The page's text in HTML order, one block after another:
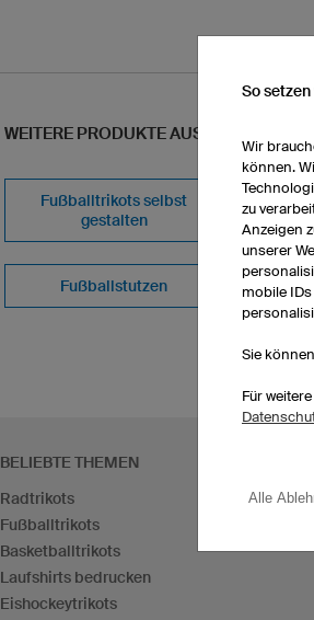
WEITERE PRODUKTE AUS UNSEREM
Fußballtrikots selbst
gestalten
Fußballstutzen
BELIEBTE THEMEN
Radtrikots
Fußballtrikots
Basketballtrikots
Laufshirts bedrucken
Eishockeytrikots
So
Wir
können.
zu
Anzeigen
unserer
mobile
Sie
Für
Alle